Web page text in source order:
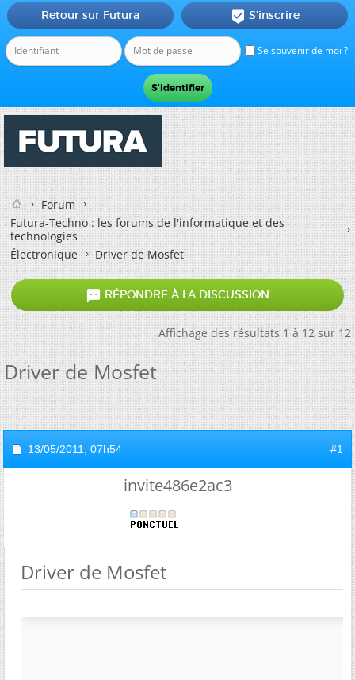
Se souvenir de moi ?
Retour sur Futura  S'inscrire
Forum
Futura-Techno : les forums de l'informatique et des
technologies
Électronique
Driver de Mosfet
 RÉPONDRE À LA DISCUSSION
Affichage des résultats 1 à 12 sur 12
Driver de Mosfet
13/05/2011, 07h54 #1
invite486e2ac3
Driver de Mosfet